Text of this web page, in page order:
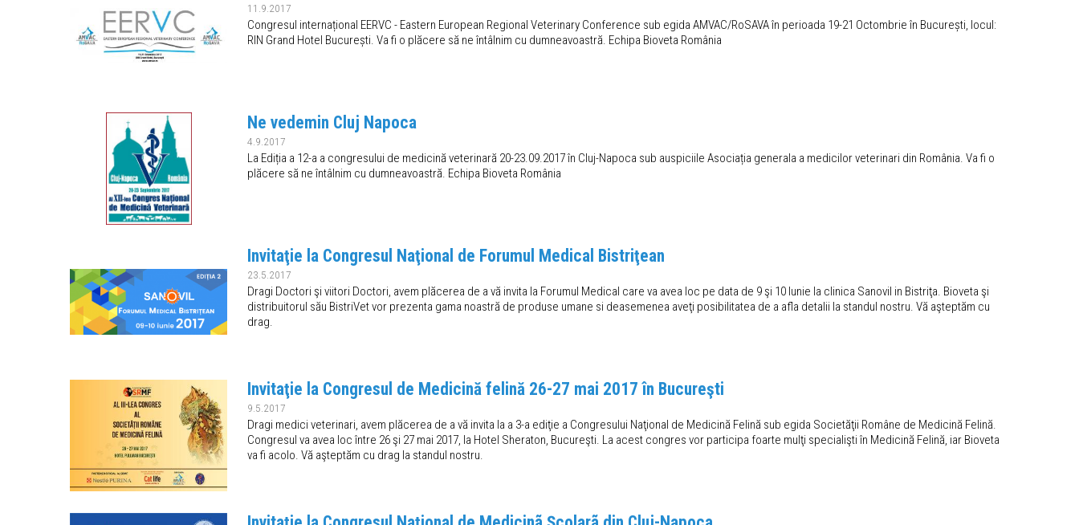
11.9.2017
Congresul internațional EERVC - Eastern European Regional Veterinary Conference sub egida AMVAC/RoSAVA în perioada 19-21 Octombrie în București, locul:
RIN Grand Hotel București. Va fi o plăcere să ne întâlnim cu dumneavoastră. Echipa Bioveta România
Ne vedemin Cluj Napoca
4.9.2017
La Ediția a 12-a a congresului de medicină veterinară 20-23.09.2017 în Cluj-Napoca sub auspiciile Asociația generala a medicilor veterinari din România. Va fi o
plăcere să ne întâlnim cu dumneavoastră. Echipa Bioveta România
Invitaţie la Congresul Naţional de Forumul Medical Bistriţean
23.5.2017
Dragi Doctori şi viitori Doctori, avem plăcerea de a vă invita la Forumul Medical care va avea loc pe data de 9 şi 10 Iunie la clinica Sanovil in Bistriţa. Bioveta şi
distribuitorul său BistriVet vor prezenta gama noastră de produse umane si deasemenea aveţi posibilitatea de a afla detalii la standul nostru. Vă aşteptăm cu
drag.
Invitaţie la Congresul de Medicină felină 26-27 mai 2017 în Bucureşti
9.5.2017
Dragi medici veterinari, avem plăcerea de a vă invita la a 3-a ediţie a Congresului Naţional de Medicină Felină sub egida Societăţii Române de Medicină Felină.
Congresul va avea loc între 26 şi 27 mai 2017, la Hotel Sheraton, Bucureşti. La acest congres vor participa foarte mulţi specialişti în Medicină Felină, iar Bioveta
va fi acolo. Vă aşteptăm cu drag la standul nostru.